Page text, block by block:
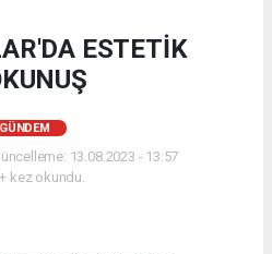
ESTETİK
GÜNDEM
13.08.2023 - 13:57
kez okundu.